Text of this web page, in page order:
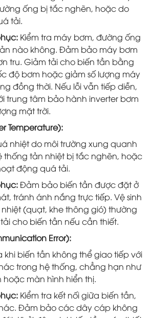
ống bị tắc nghẽn, hoặc do
tải.
Kiểm tra máy bơm, đường ống
nào không. Đảm bảo máy bơm
tru. Giảm tải cho biến tần bằng
độ bơm hoặc giảm số lượng máy
đồng thời. Nếu lỗi vẫn tiếp diễn,
trung tâm bảo hành inverter bơm
mặt trời.
Temperature):
nhiệt do môi trường xung quanh
thống tản nhiệt bị tắc nghẽn, hoặc
động quá tải.
Đảm bảo biến tần được đặt ở
tránh ánh nắng trực tiếp. Vệ sinh
(quạt, khe thông gió) thường
cho biến tần nếu cần thiết.
Error):
khi biến tần không thể giao tiếp với
trong hệ thống, chẳng hạn như
hoặc màn hình hiển thị.
Kiểm tra kết nối giữa biến tần,
Đảm bảo các dây cáp không